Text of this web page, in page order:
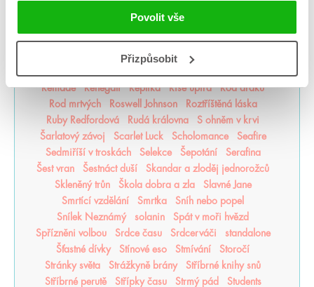
Povolit vše
Přizpůsobit
Přízraky noci
Projekt Kronos
Prokletý trůn Proroctví
První konec
Půlměsíční město Pupíky
Remade
Renegáti Replika Říše upíra
Rod draků
Rod mrtvých
Roswell Johnson
Roztříštěná láska
Ruby Redfordová
Rudá královna
S ohněm v krvi
Šarlatový závoj
Scarlet Luck Scholomance
Seafire
Sedmiříší v troskách
Selekce Šepotání
Serafina
Šest vran
Šestnáct duší
Skandar a zloděj jednorožců
Skleněný trůn
Škola dobra a zla
Slavné Jane
Smrtící vzdělání
Smrtka
Sníh nebo popel
Snílek Neznámý
solanin
Spát v moři hvězd
Spřízněni volbou
Srdce času Srdcerváči
standalone
Šťastné dívky
Stínové eso Stmívání
Storočí
Stránky světa
Strážkyně brány
Stříbrné knihy snů
Stříbrné perutě
Střípky času Strmý pád
Students